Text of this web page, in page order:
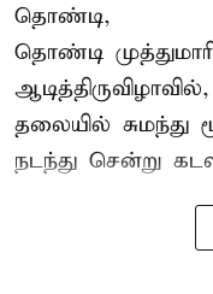
தொண்டி,
தொண்டி
தலையில் சுமந்து
நடந்து சென்று